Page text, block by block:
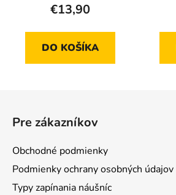
€13,90
DO KOŠÍKA
Pre zákazníkov
Obchodné podmienky
Podmienky ochrany osobných údajov
Typy zapínania náušníc